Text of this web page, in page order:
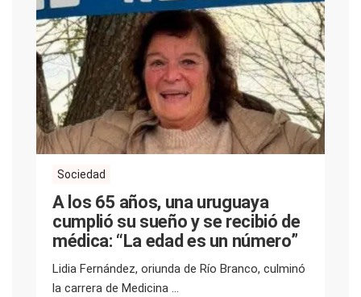
Sociedad
A los 65 años, una uruguaya
cumplió su sueño y se recibió de
médica: “La edad es un número”
Lidia Fernández, oriunda de Río Branco, culminó
la carrera de Medicina ...